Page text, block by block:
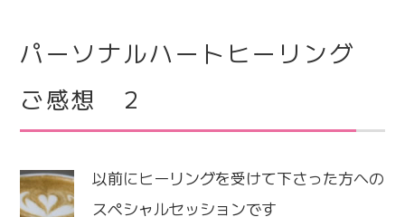
パーソナルハートヒーリング
ご感想 2
以前にヒーリングを受けて下さった方への
スペシャルセッションです